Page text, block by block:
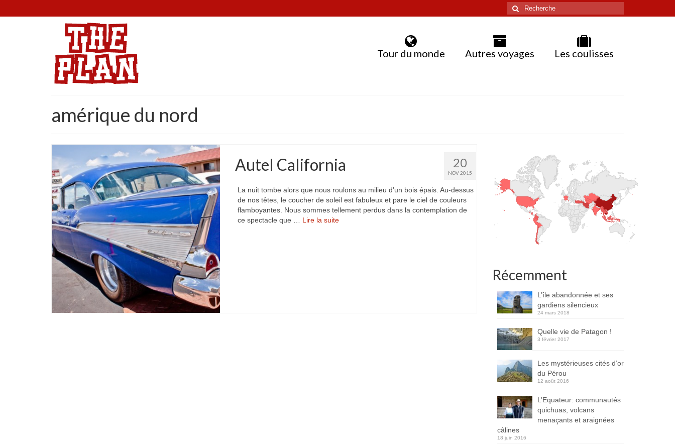
Rechercher
:
Tour du monde Autres voyages Les coulisses
amérique du nord
20
NOV 2015
Autel California
La nuit tombe alors que nous roulons au milieu d’un bois épais. Au-dessus
de nos têtes, le coucher de soleil est fabuleux et pare le ciel de couleurs
flamboyantes. Nous sommes tellement perdus dans la contemplation de
ce spectacle que … Lire la suite­­
Récemment
L’île abandonnée et ses
gardiens silencieux
24 mars 2018
Quelle vie de Patagon !
3 février 2017
Les mystérieuses cités d’or
du Pérou
12 août 2016
L’Equateur: communautés
quichuas, volcans
menaçants et araignées
câlines
18 juin 2016